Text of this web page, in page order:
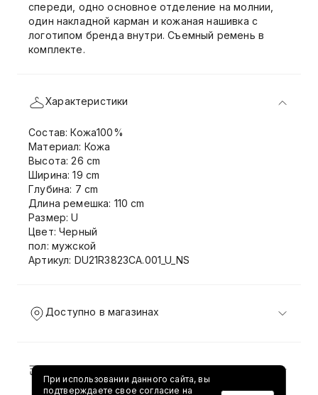
спереди, одно основное отделение на молнии,
один накладной карман и кожаная нашивка с
логотипом бренда внутри. Съемный ремень в
комплекте.
Характеристики
Состав: Кожа100%
Материал: Кожа
Высота: 26 cm
Ширина: 19 cm
Глубина: 7 cm
Длина ремешка: 110 cm
Размер: U
Цвет: Черный
пол: мужской
Артикул: DU21R3823CA.001_U_NS
Доступно в магазинах
Доставка и возврат
При использовании данного сайта, вы
подтверждаете свое согласие на